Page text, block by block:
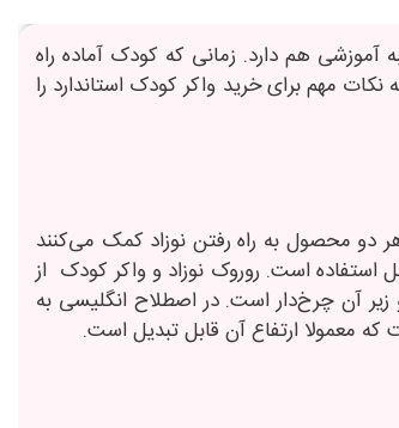
آموزشی هم دارد. زمانی که کودک آماده راه
مهم برای خرید واکر کودک استاندارد را
دو محصول به راه رفتن نوزاد کمک می‌کنند
استفاده است. روروک نوزاد و واکر کودک از
آن چرخ‌دار است. در اصطلاح انگلیسی به
معمولا ارتفاع آن قابل تبدیل است.